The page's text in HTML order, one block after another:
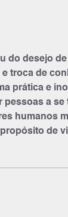
do desejo
troca de
prática e
pessoas a se
humanos
de